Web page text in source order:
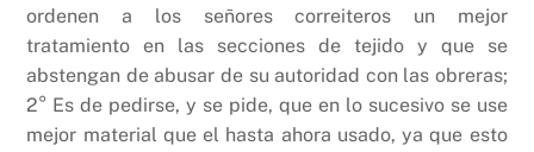
ordenen a los señores correiteros un mejor
tratamiento en las secciones de tejido y que se
abstengan de abusar de su autoridad con las obreras;
2° Es de pedirse, y se pide, que en lo sucesivo se use
mejor material que el hasta ahora usado, ya que esto